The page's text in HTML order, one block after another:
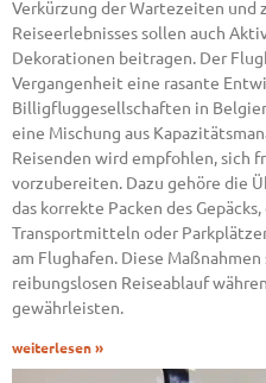
Verkürzung der Wartezeiten und
Reiseerlebnisses sollen auch
Dekorationen beitragen. Der
Vergangenheit eine rasante
Billigfluggesellschaften in
eine Mischung aus
Reisenden wird empfohlen, sich
vorzubereiten. Dazu gehöre die
das korrekte Packen des
Transportmitteln oder
am Flughafen. Diese
reibungslosen Reiseablauf
gewährleisten.
weiterlesen »